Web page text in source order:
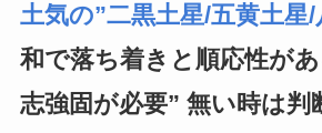
土気の”二黒土星/五黄土星/
和で落ち着きと順応性が
志強固が必要” 無い時は判